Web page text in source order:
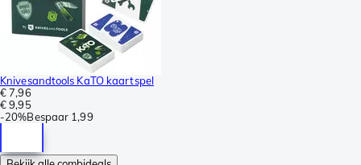
Knivesandtools KaTO kaartspel
€ 7,96
€ 9,95
-20%Bespaar 1,99